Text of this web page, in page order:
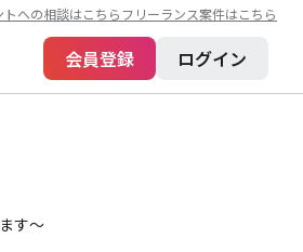
への相談はこちらフリーランス案件はこちら
会員登録 ログイン
す～